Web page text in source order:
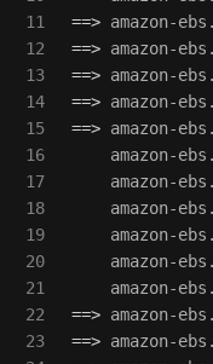
11
12
13
14
15
16
17
18
19
20
21
22
23
==> amazon-
==>
==> amazon-
==>
==> amazon-
amazon-
amazon-
amazon-
amazon-
amazon-
amazon-
==> amazon-
==> amazon-